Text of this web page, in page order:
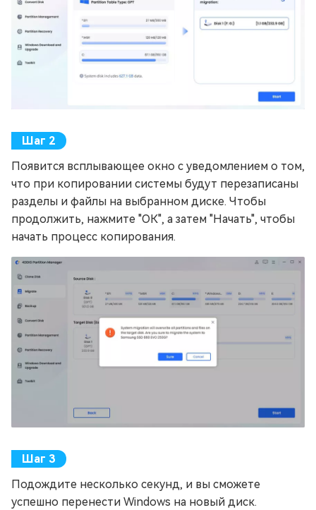
Появится всплывающее окно с уведомлением о том,
что при копировании системы будут перезаписаны
разделы и файлы на выбранном диске. Чтобы
продолжить, нажмите "ОК", а затем "Начать", чтобы
начать процесс копирования.
Подождите несколько секунд, и вы сможете
успешно перенести Windows на новый диск.